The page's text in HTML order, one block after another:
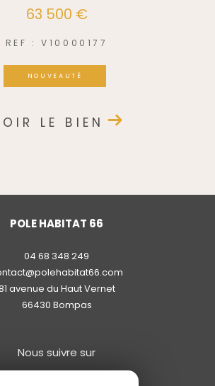
63 500 €
REF : V10000177
NOUVEAUTÉ
LE BIEN
POLE HABITAT 66
04 68 348 249
avenue du Haut Vernet
66430
bompas
Nous suivre sur